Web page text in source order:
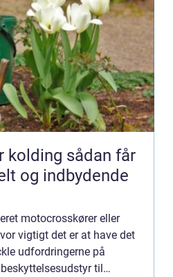
sådan får
og indbydende
motocrosskører eller
vigtigt det er at have det
udfordringerne på
til